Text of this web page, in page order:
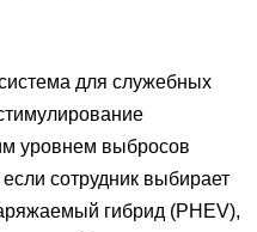
для служебных
уровнем выбросов
сотрудник выбирает
гибрид (PHEV),